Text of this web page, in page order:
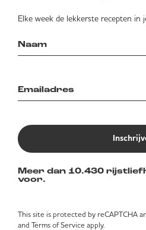
Elke week de lekkerste recepten in
Meer dan 10.430
voor.
This site is protected by reCAPTCHA
and Terms of Service apply.